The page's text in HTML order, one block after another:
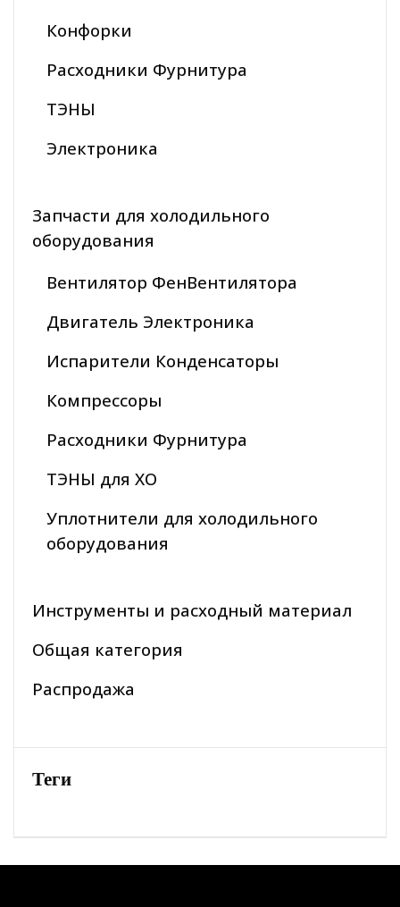
Конфорки
Расходники Фурнитура
ТЭНЫ
Электроника
Запчасти для холодильного
оборудования
Вентилятор ФенВентилятора
Двигатель Электроника
Испарители Конденсаторы
Компрессоры
Расходники Фурнитура
ТЭНЫ для ХО
Уплотнители для холодильного
оборудования
Инструменты и расходный материал
Общая категория
Распродажа
Теги